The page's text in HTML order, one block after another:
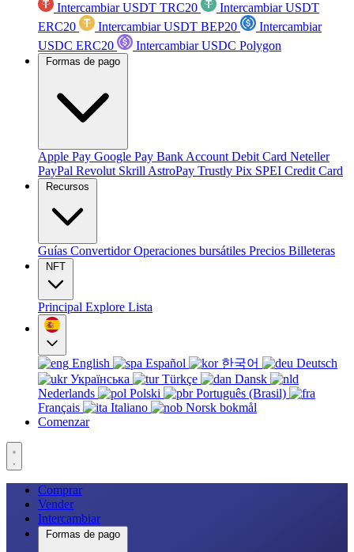
Intercambiar USDT TRC20
Intercambiar USDT
ERC20
Intercambiar USDT BEP20
Intercambiar
USDC ERC20
Intercambiar USDC Polygon
Formas de pago
Apple Pay Google Pay Bank Account Debit Card Neteller
PayPal Revolut Skrill AstroPay Trustly Pix SPEI Credit Card
Recursos
Guías ConvertidorOperaciones bursátiles Precios Billeteras
NFT
Principal Explore Lista
English Español 한국어
Deutsch
Українська
Türkçe
Dansk
Nederlands
Polski
Português (Brasil)
Français
Italiano
Norsk bokmål
Comenzar
Comprar
Vender
Intercambiar
Formas de pago